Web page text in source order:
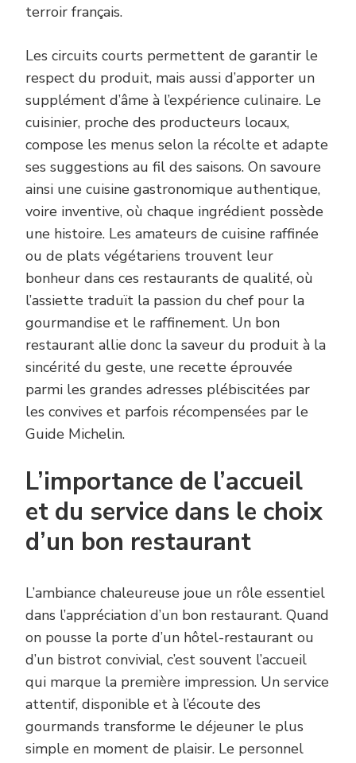
terroir français.
Les circuits courts permettent de garantir le
respect du produit, mais aussi d’apporter un
supplément d’âme à l’expérience culinaire. Le
cuisinier, proche des producteurs locaux,
compose les menus selon la récolte et adapte
ses suggestions au fil des saisons. On savoure
ainsi une cuisine gastronomique authentique,
voire inventive, où chaque ingrédient possède
une histoire. Les amateurs de cuisine raffinée
ou de plats végétariens trouvent leur
bonheur dans ces restaurants de qualité, où
l’assiette traduït la passion du chef pour la
gourmandise et le raffinement. Un bon
restaurant allie donc la saveur du produit à la
sincérité du geste, une recette éprouvée
parmi les grandes adresses plébiscitées par
les convives et parfois récompensées par le
Guide Michelin.
L’importance de l’accueil
et du service dans le choix
d’un bon restaurant
L’ambiance chaleureuse joue un rôle essentiel
dans l’appréciation d’un bon restaurant. Quand
on pousse la porte d’un hôtel-restaurant ou
d’un bistrot convivial, c’est souvent l’accueil
qui marque la première impression. Un service
attentif, disponible et à l’écoute des
gourmands transforme le déjeuner le plus
simple en moment de plaisir. Le personnel